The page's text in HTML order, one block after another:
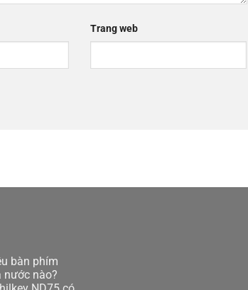
Trang web
bàn phím
nước nào?